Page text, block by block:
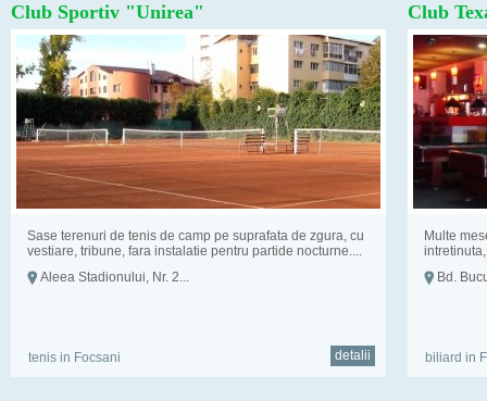
Club Sportiv "Unirea"
Sase terenuri de tenis de camp pe suprafata de zgura, cu
vestiare, tribune, fara instalatie pentru partide nocturne....
Aleea Stadionului, Nr. 2...
tenis in Focsani detalii
Club
Multe
Bd.
biliard in